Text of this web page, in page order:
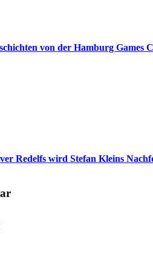
von der Hamburg Games
Redelfs wird Stefan Kleins